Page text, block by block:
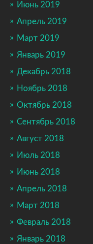
Июнь 2019
Апрель 2019
Март 2019
Январь 2019
Декабрь 2018
Ноябрь 2018
Октябрь 2018
Сентябрь 2018
Август 2018
Июль 2018
Июнь 2018
Апрель 2018
Март 2018
Февраль 2018
Январь 2018